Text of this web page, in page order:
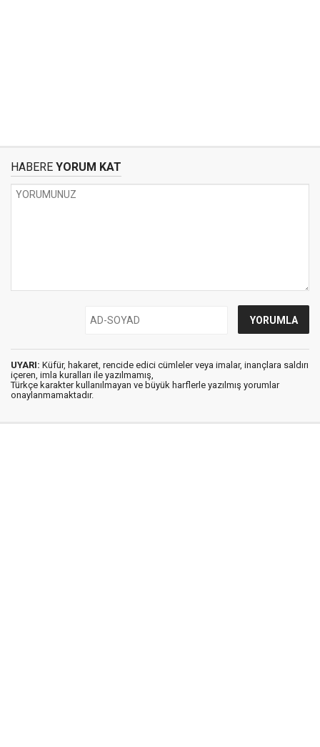
HABERE YORUM KAT
UYARI: Küfür, hakaret, rencide edici cümleler veya imalar, inançlara saldırı
içeren, imla kuralları ile yazılmamış,
Türkçe karakter kullanılmayan ve büyük harflerle yazılmış yorumlar
onaylanmamaktadır.